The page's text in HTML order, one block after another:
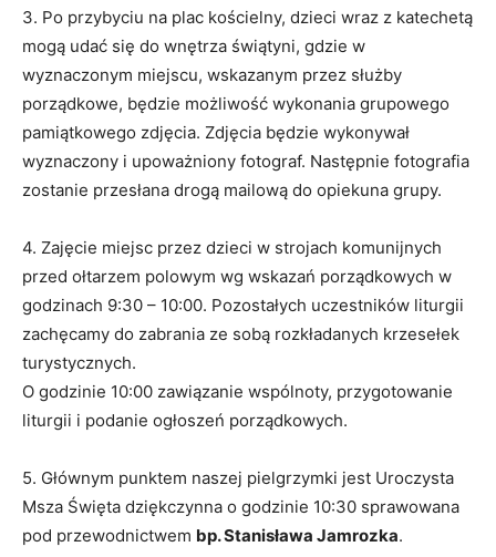
3. Po przybyciu na plac kościelny, dzieci wraz z katechetą
mogą udać się do wnętrza świątyni, gdzie w
wyznaczonym miejscu, wskazanym przez służby
porządkowe, będzie możliwość wykonania grupowego
pamiątkowego zdjęcia. Zdjęcia będzie wykonywał
wyznaczony i upoważniony fotograf. Następnie fotografia
zostanie przesłana drogą mailową do opiekuna grupy.
4. Zajęcie miejsc przez dzieci w strojach komunijnych
przed ołtarzem polowym wg wskazań porządkowych w
godzinach 9:30 – 10:00. Pozostałych uczestników liturgii
zachęcamy do zabrania ze sobą rozkładanych krzesełek
turystycznych.
O godzinie 10:00 zawiązanie wspólnoty, przygotowanie
liturgii i podanie ogłoszeń porządkowych.
5. Głównym punktem naszej pielgrzymki jest Uroczysta
Msza Święta dziękczynna o godzinie 10:30 sprawowana
pod przewodnictwem bp. Stanisława Jamrozka.